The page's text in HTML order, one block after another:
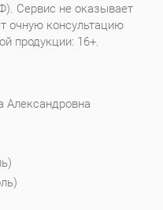
Сервис не оказывает
очную консультацию
продукции: 16+.
Александровна